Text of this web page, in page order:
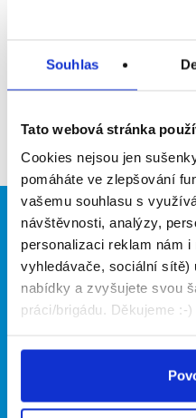
Souhlas
Tato webová stránka
Cookies nejsou jen
pomáháte ve zlepšování
vašemu souhlasu s
návštěvnosti, analýzy,
personalizaci reklam nám i
vyhledávače, sociální sítě)
nabídky a zvyšujete svou
práci/brigádu. Děkujeme :-)
Zpět
Brigádníci
Články
Hledané brigády
Kontakt